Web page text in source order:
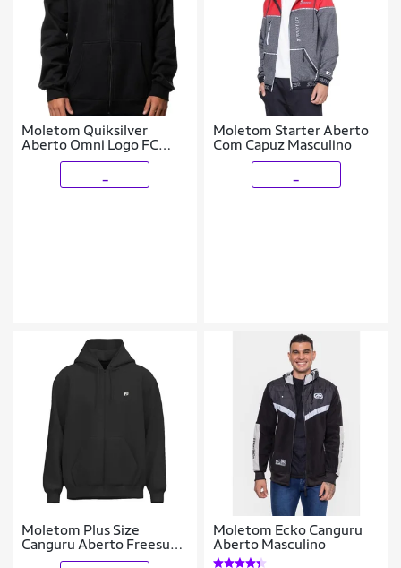
Moletom Quiksilver
Aberto Omni Logo FC
280G WT24
Moletom Starter Aberto
Com Capuz Masculino
Moletom Plus Size
Canguru Aberto Freesurf
Logo Cl
Moletom Ecko Canguru
Aberto Masculino